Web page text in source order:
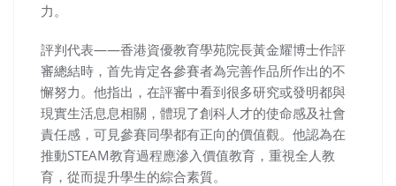
力。
評判代表——香港資優教育學苑院長黃金耀博士作評
審總結時，首先肯定各參賽者為完善作品所作出的不
懈努力。他指出，在評審中看到很多研究或發明都與
現實生活息息相關，體現了創科人才的使命感及社會
責任感，可見參賽同學都有正向的價值觀。他認為在
推動STEAM教育過程應滲入價值教育，重視全人教
育，從而提升學生的綜合素質。